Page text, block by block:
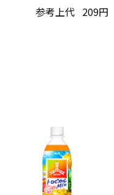
参考上代 209円